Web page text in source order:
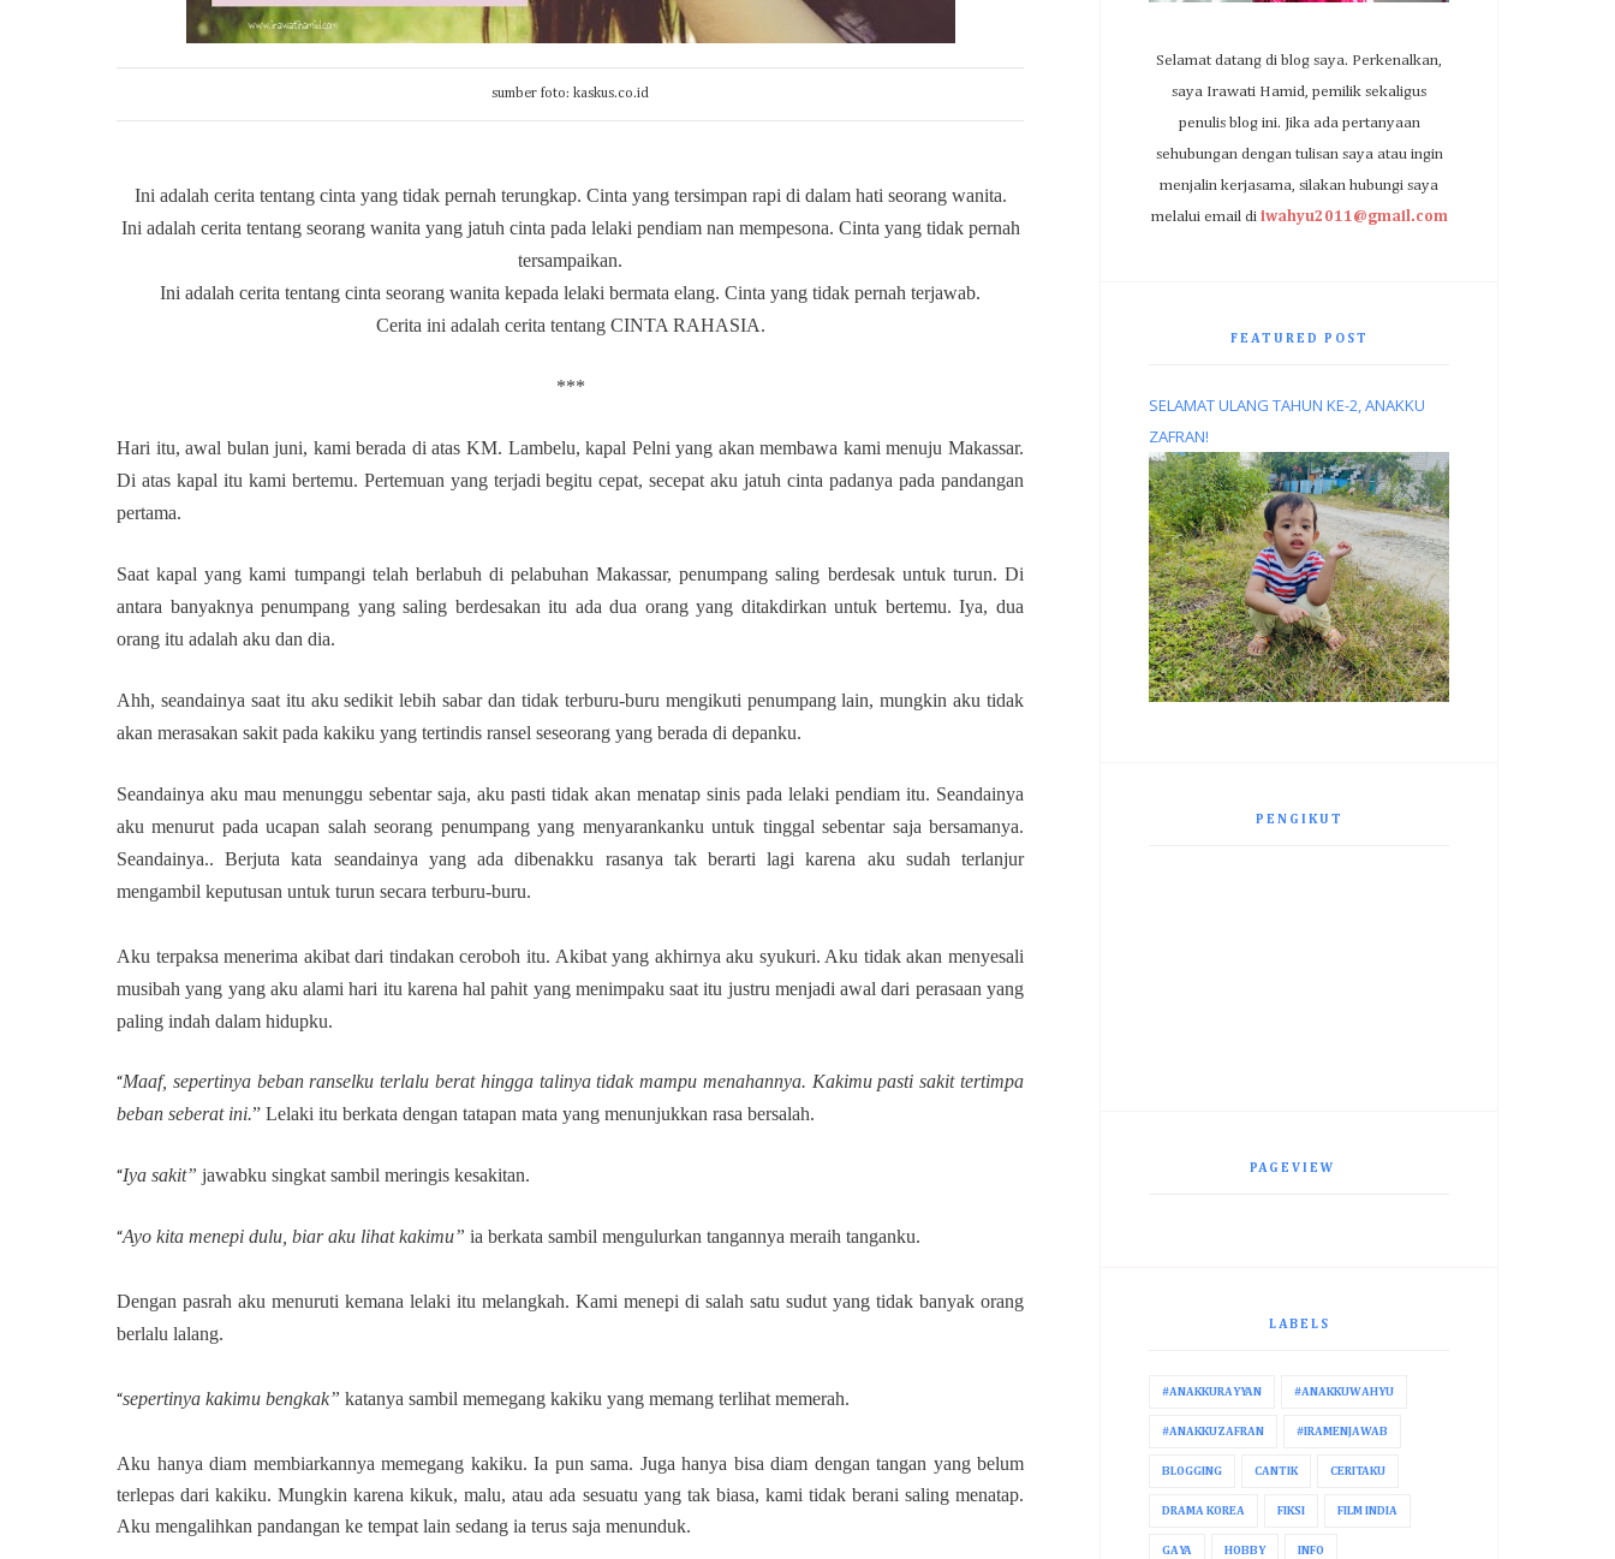
sumber foto: kaskus.co.id
Ini adalah cerita tentang cinta yang tidak pernah terungkap. Cinta yang tersimpan rapi di dalam hati seorang wanita.
Ini adalah cerita tentang seorang wanita yang jatuh cinta pada lelaki pendiam nan mempesona. Cinta yang tidak pernah
tersampaikan.
Ini adalah cerita tentang cinta seorang wanita kepada lelaki bermata elang. Cinta yang tidak pernah terjawab.
Cerita ini adalah cerita tentang CINTA RAHASIA.
***
Hari itu, awal bulan juni, kami berada di atas KM. Lambelu, kapal Pelni yang akan membawa kami menuju Makassar.
Di atas kapal itu kami bertemu. Pertemuan yang terjadi begitu cepat, secepat aku jatuh cinta padanya pada pandangan
pertama.
Saat kapal yang kami tumpangi telah berlabuh di pelabuhan Makassar, penumpang saling berdesak untuk turun. Di
antara banyaknya penumpang yang saling berdesakan itu ada dua orang yang ditakdirkan untuk bertemu. Iya, dua
orang itu adalah aku dan dia.
Ahh, seandainya saat itu aku sedikit lebih sabar dan tidak terburu-buru mengikuti penumpang lain, mungkin aku tidak
akan merasakan sakit pada kakiku yang tertindis ransel seseorang yang berada di depanku.
Seandainya aku mau menunggu sebentar saja, aku pasti tidak akan menatap sinis pada lelaki pendiam itu. Seandainya
aku menurut pada ucapan salah seorang penumpang yang menyarankanku untuk tinggal sebentar saja bersamanya.
Seandainya.. Berjuta kata seandainya yang ada dibenakku rasanya tak berarti lagi karena aku sudah terlanjur
mengambil keputusan untuk turun secara terburu-buru.
Aku terpaksa menerima akibat dari tindakan ceroboh itu. Akibat yang akhirnya aku syukuri. Aku tidak akan menyesali
musibah yang yang aku alami hari itu karena hal pahit yang menimpaku saat itu justru menjadi awal dari perasaan yang
paling indah dalam hidupku.
“Maaf, sepertinya beban ranselku terlalu berat hingga talinya tidak mampu menahannya. Kakimu pasti sakit tertimpa
beban seberat ini.” Lelaki itu berkata dengan tatapan mata yang menunjukkan rasa bersalah.
“Iya sakit” jawabku singkat sambil meringis kesakitan.
“Ayo kita menepi dulu, biar aku lihat kakimu” ia berkata sambil mengulurkan tangannya meraih tanganku.
Dengan pasrah aku menuruti kemana lelaki itu melangkah. Kami menepi di salah satu sudut yang tidak banyak orang
berlalu lalang.
“sepertinya kakimu bengkak” katanya sambil memegang kakiku yang memang terlihat memerah.
Aku hanya diam membiarkannya memegang kakiku. Ia pun sama. Juga hanya bisa diam dengan tangan yang belum
terlepas dari kakiku. Mungkin karena kikuk, malu, atau ada sesuatu yang tak biasa, kami tidak berani saling menatap.
Aku mengalihkan pandangan ke tempat lain sedang ia terus saja menunduk.
Selamat datang di blog saya. Perkenalkan,
saya Irawati Hamid, pemilik sekaligus
penulis blog ini. Jika ada pertanyaan
sehubungan dengan tulisan saya atau ingin
menjalin kerjasama, silakan hubungi saya
melalui email di iwahyu2011@gmail.com
FEATURED POST
SELAMAT ULANG TAHUN KE-2, ANAKKU
ZAFRAN!
PENGIKUT
PAGEVIEW
LABELS
#ANAKKURAYYAN #ANAKKUWAHYU
#ANAKKUZAFRAN #IRAMENJAWAB
BLOGGING CANTIK CERITAKU
DRAMA KOREA FIKSI FILM INDIA
GAYA HOBBY INFO